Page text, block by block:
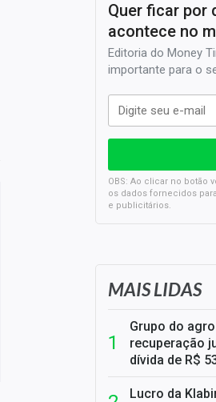
Quer ficar por
acontece no
Editoria do Money
importante para o
OBS: Ao clicar no botão
os dados fornecidos
e publicitários.
MAIS LIDAS
Grupo do
recuperação
dívida de R$
Lucro da